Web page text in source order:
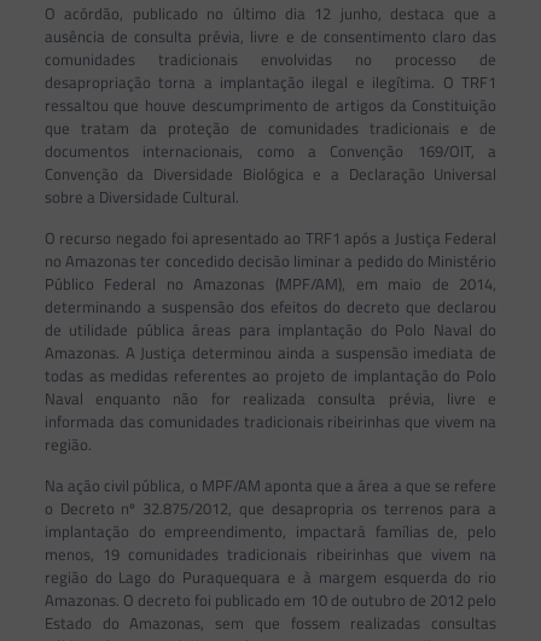
O acórdão, publicado no último dia 12 junho, destaca que a
ausência de consulta prévia, livre e de consentimento claro das
comunidades tradicionais envolvidas no processo de
desapropriação torna a implantação ilegal e ilegítima. O TRF1
ressaltou que houve descumprimento de artigos da Constituição
que tratam da proteção de comunidades tradicionais e de
documentos internacionais, como a Convenção 169/OIT, a
Convenção da Diversidade Biológica e a Declaração Universal
sobre a Diversidade Cultural.
O recurso negado foi apresentado ao TRF1 após a Justiça Federal
no Amazonas ter concedido decisão liminar a pedido do Ministério
Público Federal no Amazonas (MPF/AM), em maio de 2014,
determinando a suspensão dos efeitos do decreto que declarou
de utilidade pública áreas para implantação do Polo Naval do
Amazonas. A Justiça determinou ainda a suspensão imediata de
todas as medidas referentes ao projeto de implantação do Polo
Naval enquanto não for realizada consulta prévia, livre e
informada das comunidades tradicionais ribeirinhas que vivem na
região.
Na ação civil pública, o MPF/AM aponta que a área a que se refere
o Decreto nº 32.875/2012, que desapropria os terrenos para a
implantação do empreendimento, impactará famílias de, pelo
menos, 19 comunidades tradicionais ribeirinhas que vivem na
região do Lago do Puraquequara e à margem esquerda do rio
Amazonas. O decreto foi publicado em 10 de outubro de 2012 pelo
Estado do Amazonas, sem que fossem realizadas consultas